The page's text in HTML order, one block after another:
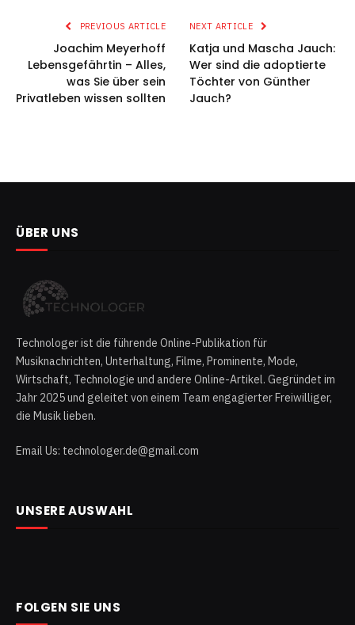
PREVIOUS ARTICLE
Joachim Meyerhoff
Lebensgefährtin – Alles,
was Sie über sein
Privatleben wissen sollten
NEXT ARTICLE
Katja und Mascha Jauch:
Wer sind die adoptierte
Töchter von Günther
Jauch?
ÜBER UNS
Technologer ist die führende Online-Publikation für
Musiknachrichten, Unterhaltung, Filme, Prominente, Mode,
Wirtschaft, Technologie und andere Online-Artikel. Gegründet im
Jahr 2025 und geleitet von einem Team engagierter Freiwilliger,
die Musik lieben.
Email Us: technologer.de@gmail.com
UNSERE AUSWAHL
FOLGEN SIE UNS